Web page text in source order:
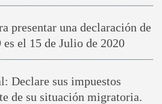
presentar una declaración de
el 15 de Julio de 2020
Declare sus impuestos
de su situación migratoria.